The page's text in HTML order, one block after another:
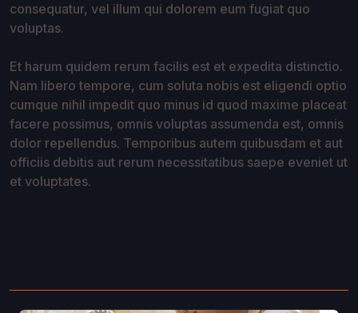
consequatur, vel illum qui dolorem eum fugiat quo
voluptas.
Et harum quidem rerum facilis est et expedita distinctio.
Nam libero tempore, cum soluta nobis est eligendi optio
cumque nihil impedit quo minus id quod maxime placeat
facere possimus, omnis voluptas assumenda est, omnis
dolor repellendus. Temporibus autem quibusdam et aut
officiis debitis aut rerum necessitatibus saepe eveniet ut
et voluptates.